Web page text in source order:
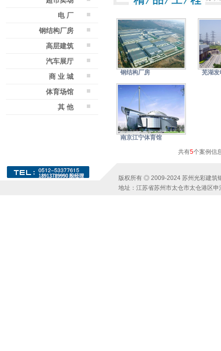
电 厂
钢结构厂房
高层建筑
汽车展厅
商 业 城
体育场馆
其 他
钢结构厂房 芜湖发
南京江宁体育馆
共有5个案例信
版权所有 ◎ 2009-2024 苏州光彩建筑
地址：江苏省苏州市太仓市太仓港